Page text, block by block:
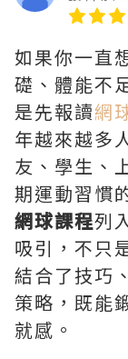
如果你一直
礎、體能不
是先報讀網
年越來越多
友、學生、
期運動習慣
網球課程列
吸引，不只
結合了技巧
策略，既能
就感。